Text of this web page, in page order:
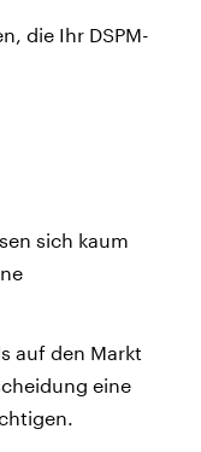
die Ihr DSPM-
sich kaum
auf den Markt
eine